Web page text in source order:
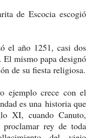
de Escocia escogió
el año 1251, casi dos
El mismo papa designó
de su fiesta religiosa.
ejemplo crece con el
es una historia que
XI, cuando Canuto,
rey de toda